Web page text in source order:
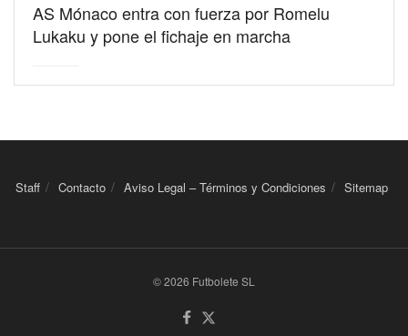
AS Mónaco entra con fuerza por Romelu
Lukaku y pone el fichaje en marcha
Staff Contacto Aviso Legal – Términos y Condiciones Sitemap
© 2026 Futbolete SL